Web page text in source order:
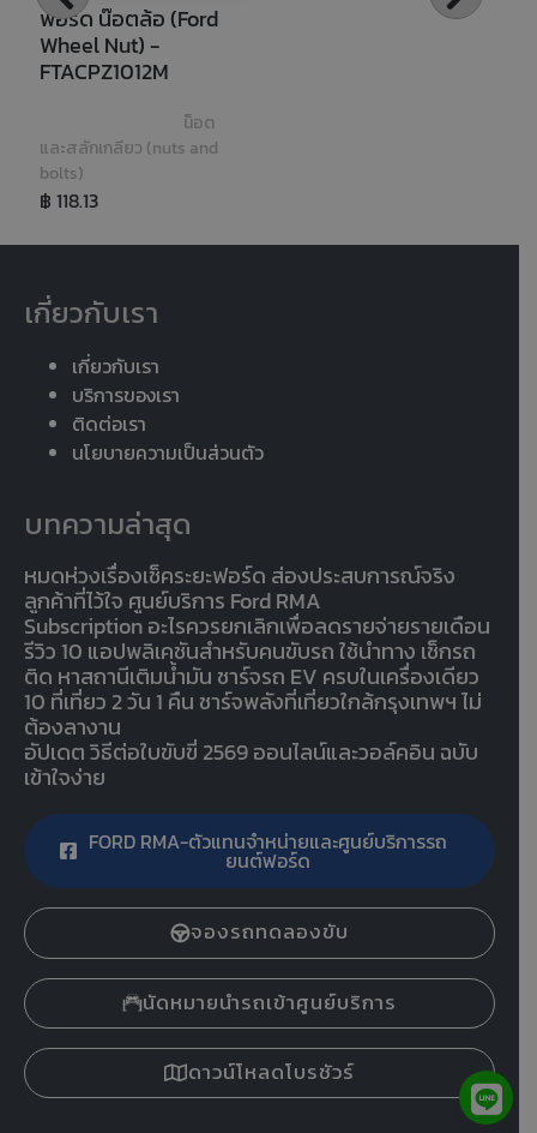
ฟอร์ด น๊อตล้อ (Ford
Wheel Nut) -
FTACPZ1012M
น็อต
และสลักเกลียว (nuts and
bolts)
฿ 118.13
เกี่ยวกับเรา
เกี่ยวกับเรา
บริการของเรา
ติดต่อเรา
นโยบายความเป็นส่วนตัว
บทความล่าสุด
หมดห่วงเรื่องเช็คระยะฟอร์ด ส่องประสบการณ์จริง
ลูกค้าที่ไว้ใจ ศูนย์บริการ Ford RMA
Subscription อะไรควรยกเลิกเพื่อลดรายจ่ายรายเดือน
รีวิว 10 แอปพลิเคชันสำหรับคนขับรถ ใช้นำทาง เช็กรถ
ติด หาสถานีเติมน้ำมัน ชาร์จรถ EV ครบในเครื่องเดียว
10 ที่เที่ยว 2 วัน 1 คืน ชาร์จพลังที่เที่ยวใกล้กรุงเทพฯ ไม่
ต้องลางาน
อัปเดต วิธีต่อใบขับขี่ 2569 ออนไลน์และวอล์คอิน ฉบับ
เข้าใจง่าย
FORD RMA-ตัวแทนจำหน่ายและศูนย์บริการรถ
ยนต์ฟอร์ด
จองรถทดลองขับ
นัดหมายนำรถเข้าศูนย์บริการ
ดาวน์โหลดโบรชัวร์